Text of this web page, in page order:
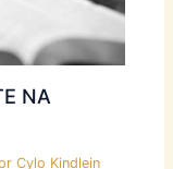
NA
Cylo Kindlein